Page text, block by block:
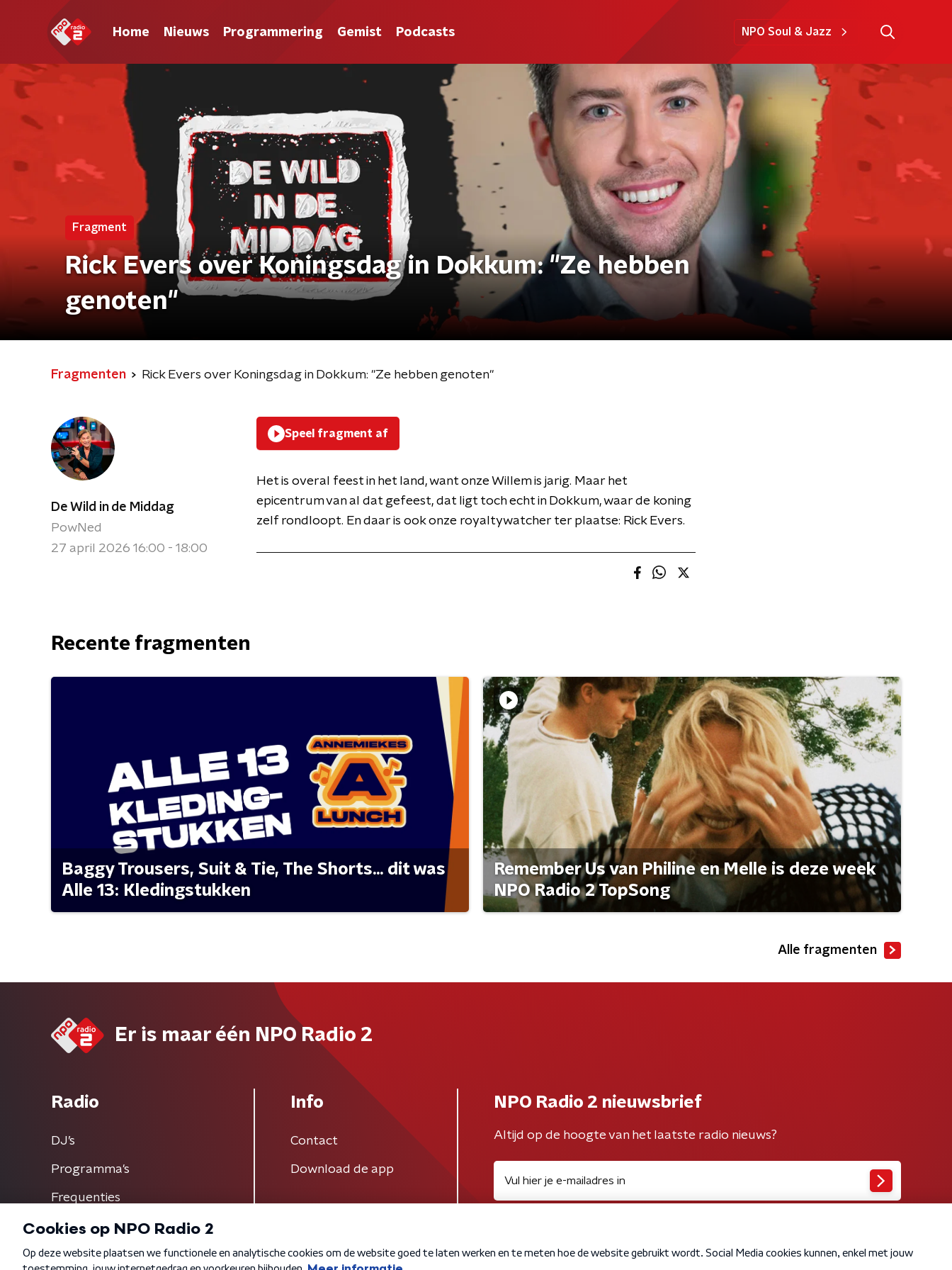
Home Nieuws Programmering Gemist Podcasts NPO Soul & Jazz
Fragment
Rick Evers over Koningsdag in Dokkum: "Ze hebben
genoten"
Fragmenten Rick Evers over Koningsdag in Dokkum: "Ze hebben genoten"
De Wild in de Middag
PowNed
27 april 2026 16:00 - 18:00
Speel fragment af
Het is overal feest in het land, want onze Willem is jarig. Maar het
epicentrum van al dat gefeest, dat ligt toch echt in Dokkum, waar de koning
zelf rondloopt. En daar is ook onze royaltywatcher ter plaatse: Rick Evers.
Recente fragmenten
Baggy Trousers, Suit & Tie, The Shorts... dit was
Alle 13: Kledingstukken
Remember Us van Philine en Melle is deze week
NPO Radio 2 TopSong
Alle fragmenten
Er is maar één NPO Radio 2
Radio
DJ’s
Programma's
Frequenties
Info
Contact
Download de app
NPO Radio 2 nieuwsbrief
Altijd op de hoogte van het laatste radio nieuws?